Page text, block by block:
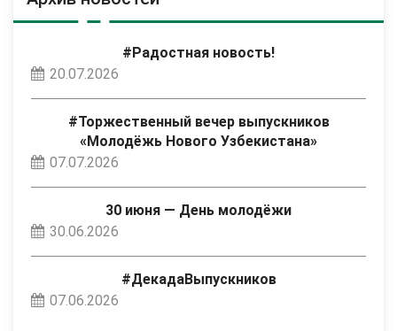
#Радостная новость!
20.07.2026
#Торжественный вечер выпускников
«Молодёжь Нового Узбекистана»
07.07.2026
30 июня — День молодёжи
30.06.2026
#ДекадаВыпускников
07.06.2026